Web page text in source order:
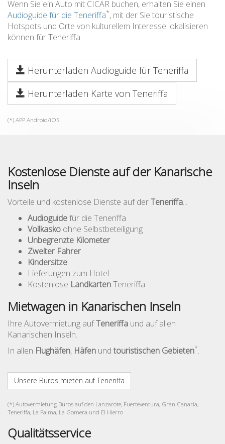
Wenn Sie ein Auto mit CICAR buchen, erhalten Sie einen
Audioguide für die Teneriffa*, mit der Sie touristische
Hotspots und Orte von kulturellem Interesse lokalisieren
können für Teneriffa.
Herunterladen Audioguide für Teneriffa
Herunterladen Karte von Teneriffa
(*) APP Android/iOS.
Kostenlose Dienste auf der Kanarische
Inseln
Vorteile und kostenlose Dienste auf derTeneriffa...
Audioguidefür die Teneriffa
Vollkasko ohne Selbstbeteiligung
Unbegrenzte Kilometer
Zweiter Fahrer
Kindersitze
Lieferungen zum Hotel
Kostenlose LandkartenTeneriffa
Mietwagen in Kanarischen Inseln
Ihre Autovermietung aufTeneriffa und auf allen
Kanarischen Inseln.
In allen Flughäfen, Häfen und touristischen Gebieten*.
Unsere Büros mieten auf Teneriffa
(*) Autovermietung Büros auf den Lanzarote, Fuerteventura, Gran Canaria,
Teneriffa, La Palma, La Gomera und El Hierro
Qualitätsservice